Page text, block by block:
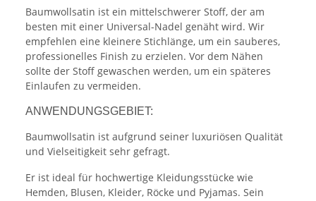
Baumwollsatin ist ein mittelschwerer Stoff, der am
besten mit einer Universal-Nadel genäht wird. Wir
empfehlen eine kleinere Stichlänge, um ein sauberes,
professionelles Finish zu erzielen. Vor dem Nähen
sollte der Stoff gewaschen werden, um ein späteres
Einlaufen zu vermeiden.
ANWENDUNGSGEBIET:
Baumwollsatin ist aufgrund seiner luxuriösen Qualität
und Vielseitigkeit sehr gefragt.
Er ist ideal für hochwertige Kleidungsstücke wie
Hemden, Blusen, Kleider, Röcke und Pyjamas. Sein